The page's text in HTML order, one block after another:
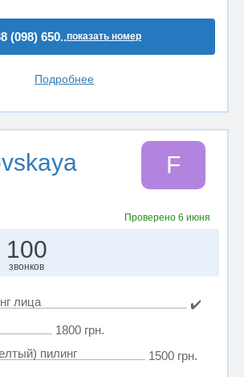
(098) 650..показать номер
Подробнее
F
Проверено6 июня
100
звонков
лица
✔️
1800 грн.
пилинг
1500 грн.